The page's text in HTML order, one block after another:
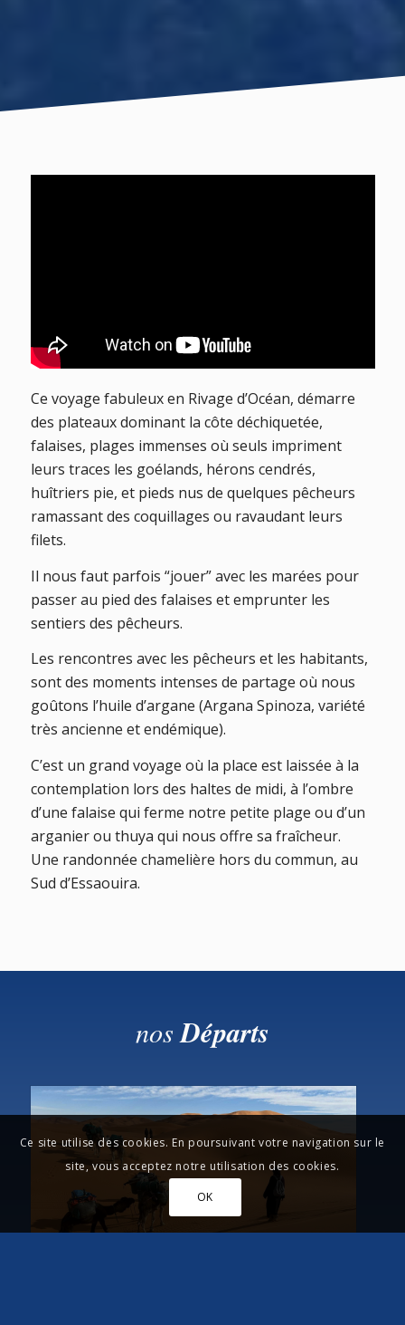
Ce voyage fabuleux en Rivage d’Océan, démarre
des plateaux dominant la côte déchiquetée,
falaises, plages immenses où seuls impriment
leurs traces les goélands, hérons cendrés,
huîtriers pie, et pieds nus de quelques pêcheurs
ramassant des coquillages ou ravaudant leurs
filets.
Il nous faut parfois “jouer” avec les marées pour
passer au pied des falaises et emprunter les
sentiers des pêcheurs.
Les rencontres avec les pêcheurs et les habitants,
sont des moments intenses de partage où nous
goûtons l’huile d’argane (Argana Spinoza, variété
très ancienne et endémique).
C’est un grand voyage où la place est laissée à la
contemplation lors des haltes de midi, à l’ombre
d’une falaise qui ferme notre petite plage ou d’un
arganier ou thuya qui nous offre sa fraîcheur.
Une randonnée chamelière hors du commun, au
Sud d’Essaouira.
nos Départs
Ce site utilise des cookies. En poursuivant votre navigation sur le
site, vous acceptez notre utilisation des cookies.
OK